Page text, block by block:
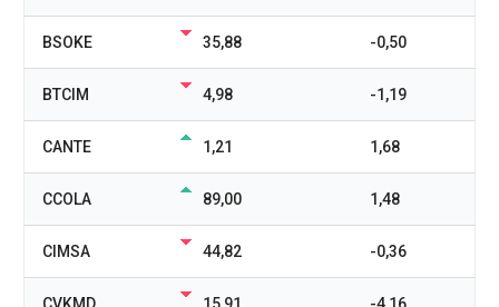
BSOKE 35,88 -0,50
BTCIM 4,98 -1,19
CANTE 1,21 1,68
CCOLA 89,00 1,48
CIMSA 44,82 -0,36